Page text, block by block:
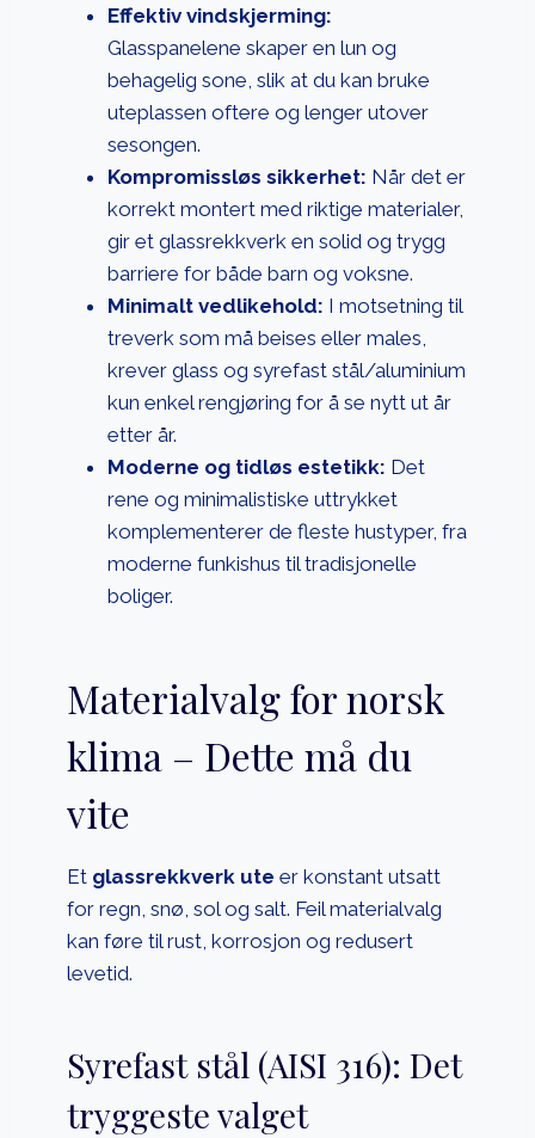
Effektiv vindskjerming:
Glasspanelene skaper en lun og
behagelig sone, slik at du kan bruke
uteplassen oftere og lenger utover
sesongen.
Kompromissløs sikkerhet: Når det er
korrekt montert med riktige materialer,
gir et glassrekkverk en solid og trygg
barriere for både barn og voksne.
Minimalt vedlikehold: I motsetning til
treverk som må beises eller males,
krever glass og syrefast stål/aluminium
kun enkel rengjøring for å se nytt ut år
etter år.
Moderne og tidløs estetikk: Det
rene og minimalistiske uttrykket
komplementerer de fleste hustyper, fra
moderne funkishus til tradisjonelle
boliger.
Materialvalg for norsk
klima – Dette må du
vite
Et glassrekkverk ute er konstant utsatt
for regn, snø, sol og salt. Feil materialvalg
kan føre til rust, korrosjon og redusert
levetid.
Syrefast stål (AISI 316): Det
tryggeste valget